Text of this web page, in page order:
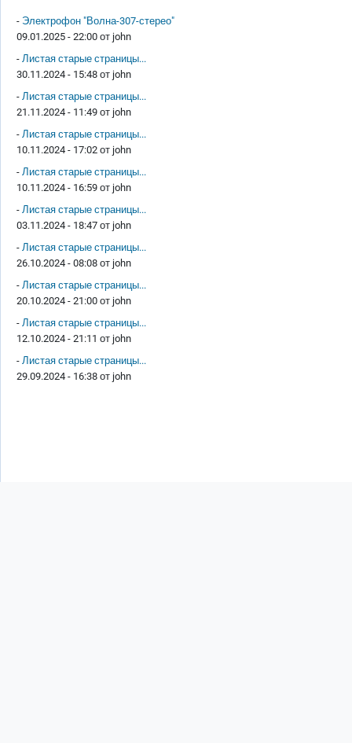
- Электрофон "Волна-307-стерео"
09.01.2025 - 22:00 от john
- Листая старые страницы...
30.11.2024 - 15:48 от john
- Листая старые страницы...
21.11.2024 - 11:49 от john
- Листая старые страницы...
10.11.2024 - 17:02 от john
- Листая старые страницы...
10.11.2024 - 16:59 от john
- Листая старые страницы...
03.11.2024 - 18:47 от john
- Листая старые страницы...
26.10.2024 - 08:08 от john
- Листая старые страницы...
20.10.2024 - 21:00 от john
- Листая старые страницы...
12.10.2024 - 21:11 от john
- Листая старые страницы...
29.09.2024 - 16:38 от john